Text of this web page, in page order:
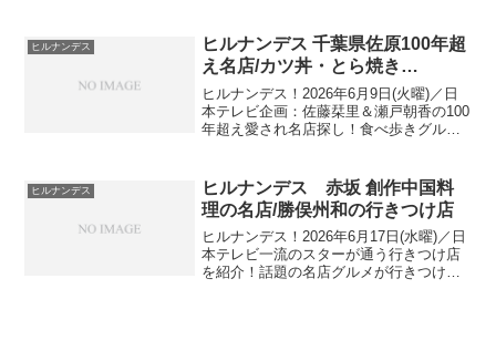
越1⃣：誕生日で半額！刺身楽しみ放題■
...
ヒルナンデス
ヒルナンデス 千葉県佐原100年超
え名店/カツ丼・とら焼き…
ヒルナンデス！2026年6月9日(火曜)／日
本テレビ企画：佐藤栞里＆瀬戸朝香の100
年超え愛され名店探し！食べ歩きグルメ
業100年超の老舗を捜索千葉・佐原 100
年...
ヒルナンデス
ヒルナンデス 赤坂 創作中国料
理の名店/勝俣州和の行きつけ店
ヒルナンデス！2026年6月17日(水曜)／日
本テレビ一流のスターが通う行きつけ店
を紹介！話題の名店グルメが行きつけの